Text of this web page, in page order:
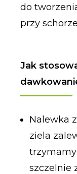
do
przy
Jak
Nalewka
ziela
trzymamy
szczelnie